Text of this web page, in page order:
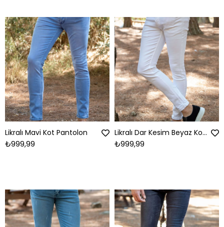
Likralı Mavi Kot Pantolon
₺999,99
Likralı Dar Kesim Beyaz Kot Pantolon
₺999,99